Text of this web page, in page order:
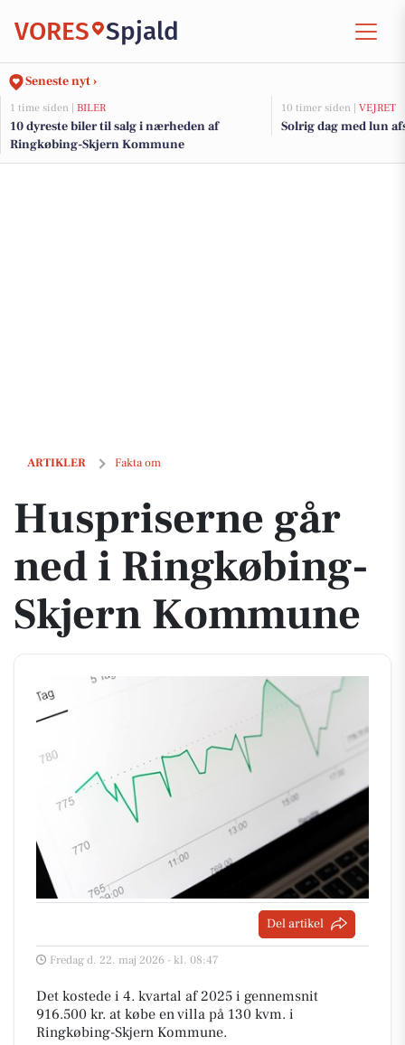
VORES Spjald
Seneste nyt ›
1 time siden | BILER
10 dyreste biler til salg i nærheden af
Ringkøbing-Skjern Kommune
10 timer siden | VEJRET
Solrig dag med lun
ARTIKLER Fakta om
Huspriserne går ned i Ringkøbing-Skjern Kommune
Huspriserne går
ned i Ringkøbing-
Skjern Kommune
Del artikel
Fredag d. 22. maj 2026 - kl. 08:47
Det kostede i 4. kvartal af 2025 i gennemsnit
916.500 kr. at købe en villa på 130 kvm. i
Ringkøbing-Skjern Kommune.